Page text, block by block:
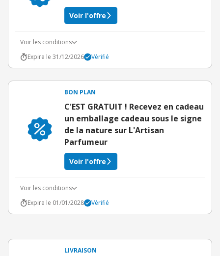
Voir l'offre
Voir les conditions
Expire le 31/12/2026
Vérifié
BON PLAN
C'EST GRATUIT ! Recevez en cadeau
un emballage cadeau sous le signe
de la nature sur L'Artisan
Parfumeur
Voir l'offre
Voir les conditions
Expire le 01/01/2028
Vérifié
LIVRAISON